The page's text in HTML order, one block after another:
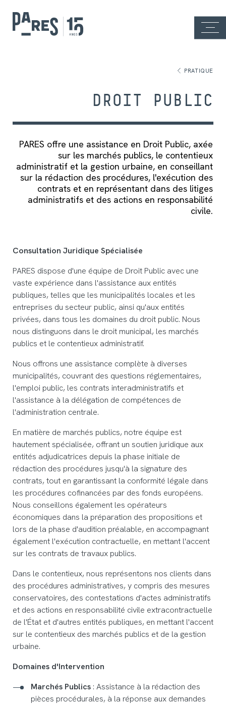
PRATIQUE
DROIT PUBLIC
PARES offre une assistance en Droit Public, axée
sur les marchés publics, le contentieux
administratif et la gestion urbaine, en conseillant
sur la rédaction des procédures, l'exécution des
contrats et en représentant dans des litiges
administratifs et des actions en responsabilité
civile.
Consultation Juridique Spécialisée
PARES dispose d'une équipe de Droit Public avec une
vaste expérience dans l'assistance aux entités
publiques, telles que les municipalités locales et les
entreprises du secteur public, ainsi qu'aux entités
privées, dans tous les domaines du droit public. Nous
nous distinguons dans le droit municipal, les marchés
publics et le contentieux administratif.
Nous offrons une assistance complète à diverses
municipalités, couvrant des questions réglementaires,
l'emploi public, les contrats interadministratifs et
l'assistance à la délégation de compétences de
l'administration centrale.
En matière de marchés publics, notre équipe est
hautement spécialisée, offrant un soutien juridique aux
entités adjudicatrices depuis la phase initiale de
rédaction des procédures jusqu'à la signature des
contrats, tout en garantissant la conformité légale dans
les procédures cofinancées par des fonds européens.
Nous conseillons également les opérateurs
économiques dans la préparation des propositions et
lors de la phase d'audition préalable, en accompagnant
également l'exécution contractuelle, en mettant l'accent
sur les contrats de travaux publics.
Dans le contentieux, nous représentons nos clients dans
des procédures administratives, y compris des mesures
conservatoires, des contestations d'actes administratifs
et des actions en responsabilité civile extracontractuelle
de l'État et d'autres entités publiques, en mettant l'accent
sur le contentieux des marchés publics et de la gestion
urbaine.
Domaines d'Intervention
Marchés Publics : Assistance à la rédaction des
pièces procédurales, à la réponse aux demandes